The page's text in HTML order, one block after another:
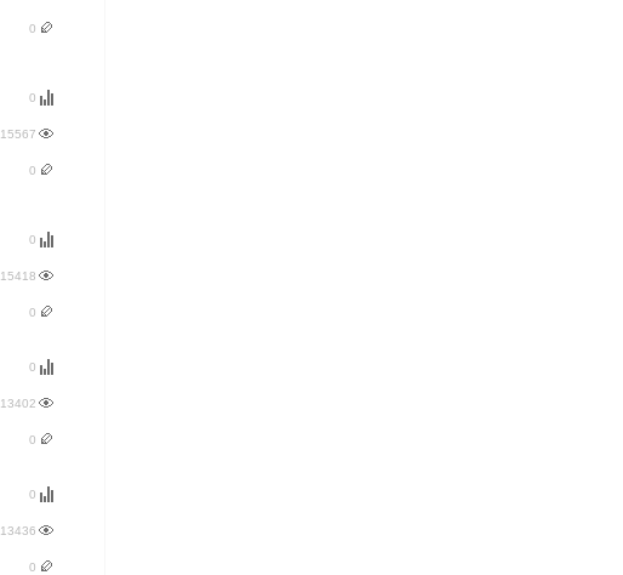
0
0
15567
0
0
15418
0
0
13402
0
0
13436
0